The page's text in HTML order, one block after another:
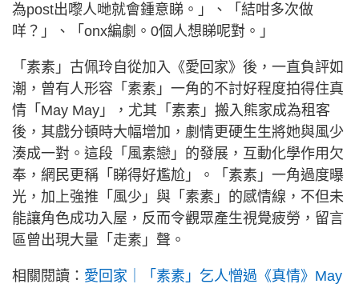
為post出嚟人哋就會鍾意睇。」、「結咁多次做
咩？」、「onx編劇。0個人想睇呢對。」
「素素」古佩玲自從加入《愛回家》後，一直負評如
潮，曾有人形容「素素」一角的不討好程度拍得住真
情「May May」，尤其「素素」搬入熊家成為租客
後，其戲分頓時大幅增加，劇情更硬生生將她與風少
湊成一對。這段「風素戀」的發展，互動化學作用欠
奉，網民更稱「睇得好尷尬」。「素素」一角過度曝
光，加上強推「風少」與「素素」的感情線，不但未
能讓角色成功入屋，反而令觀眾產生視覺疲勞，留言
區曾出現大量「走素」聲。
相關閱讀： 愛回家｜「素素」乞人憎過《真情》May